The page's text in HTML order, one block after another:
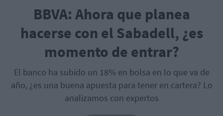
BBVA: Ahora que planea
hacerse con el Sabadell, ¿es
momento de entrar?
El banco ha subido un 18% en bolsa en lo que va de
año, ¿es una buena apuesta para tener en cartera? Lo
analizamos con expertos